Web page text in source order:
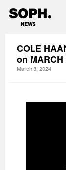
COLE
on MARCH
March 5, 2024